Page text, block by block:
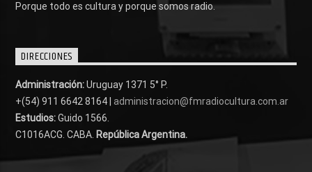
Porque todo es cultura y porque somos radio.
DIRECCIONES
Administración:Uruguay 1371 5° P.
+(54) 911 6642 8164 | administracion@fmradiocultura.com.ar
Estudios:Guido 1566.
C1016ACG. CABA. República Argentina.